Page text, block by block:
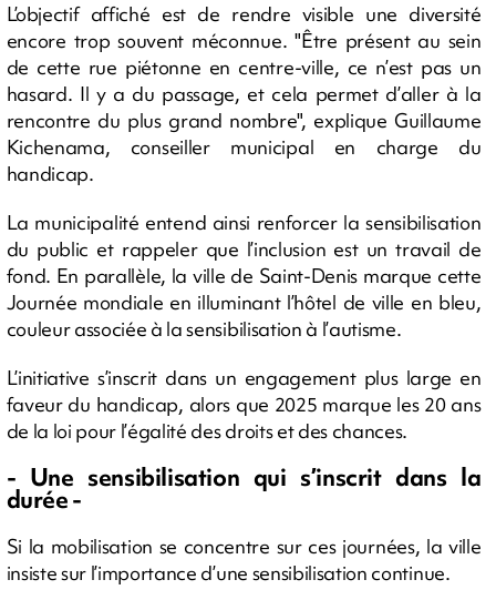
L’objectif affiché est de rendre visible une diversité
encore trop souvent méconnue. "Être présent au sein
de cette rue piétonne en centre-ville, ce n’est pas un
hasard. Il y a du passage, et cela permet d’aller à la
rencontre du plus grand nombre", explique Guillaume
Kichenama, conseiller municipal en charge du
handicap.
La municipalité entend ainsi renforcer la sensibilisation
du public et rappeler que l’inclusion est un travail de
fond. En parallèle, la ville de Saint-Denis marque cette
Journée mondiale en illuminant l’hôtel de ville en bleu,
couleur associée à la sensibilisation à l’autisme.
L’initiative s’inscrit dans un engagement plus large en
faveur du handicap, alors que 2025 marque les 20 ans
de la loi pour l’égalité des droits et des chances.
- Une sensibilisation qui s’inscrit dans la
durée -
Si la mobilisation se concentre sur ces journées, la ville
insiste sur l’importance d’une sensibilisation continue.